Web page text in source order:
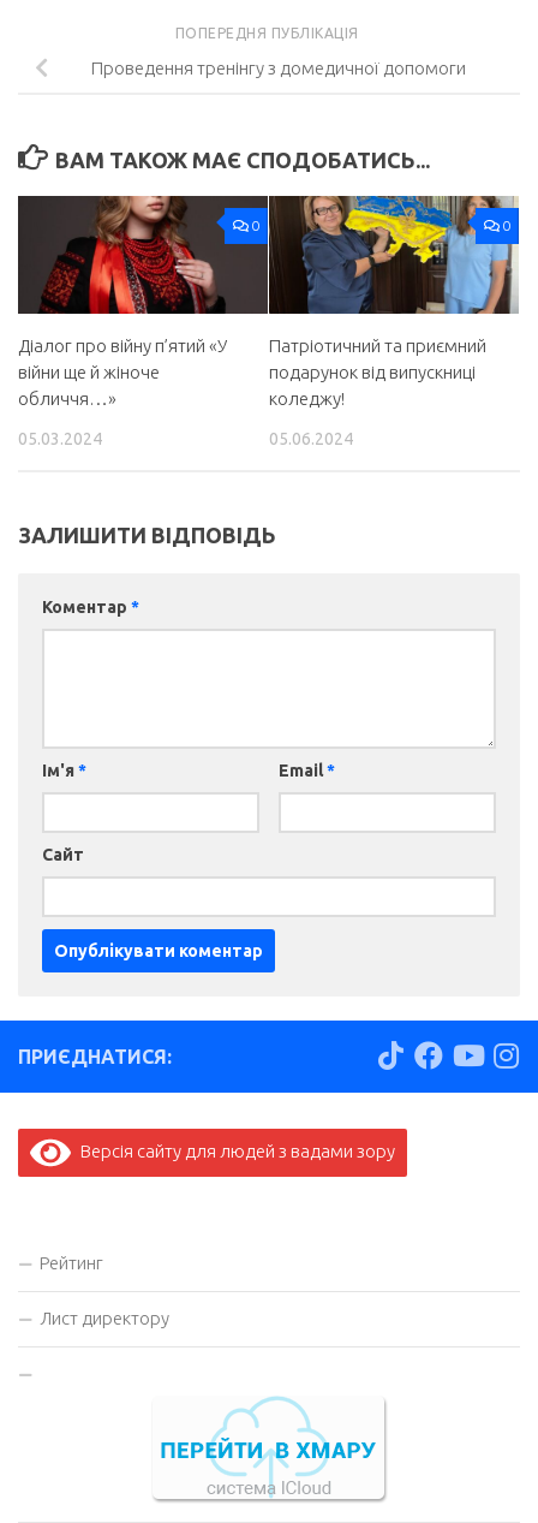
ПОПЕРЕДНЯ ПУБЛІКАЦІЯ
Проведення тренінгу з домедичної допомоги
ВАМ ТАКОЖ МАЄ СПОДОБАТИСЬ...
0
Діалог про війну п’ятий «У
війни ще й жіноче
обличчя…»
05.03.2024
0
Патріотичний та приємний
подарунок від випускниці
коледжу!
05.06.2024
ЗАЛИШИТИ ВІДПОВІДЬ
Коментар *
Ім'я * Email*
Сайт
ПРИЄДНАТИСЯ:
Версія сайту для людей з вадами зору
Рейтинг
Лист директору